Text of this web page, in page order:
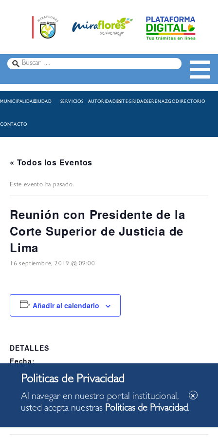
MUNICIPALIDADCIUDAD SERVICIOS AUTORIDADESINTEGRIDADSERENAZGODIRECTORIO
CONTACTO
« Todos los Eventos
Este evento ha pasado.
Reunión con Presidente de la
Corte Superior de Justicia de
Lima
16 septiembre, 2019 @ 09:00
Añadir al calendario
DETALLES
Fecha:
16 septiembre, 2019
09:00
Categoría del Evento:
Al navegar en nuestro portal institucional,
usted acepta nuestras Politicas de Privacidad.